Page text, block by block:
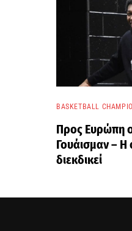
BASKETBALL
Προς Ευρώπη
Γουάισμαν –
διεκδικεί